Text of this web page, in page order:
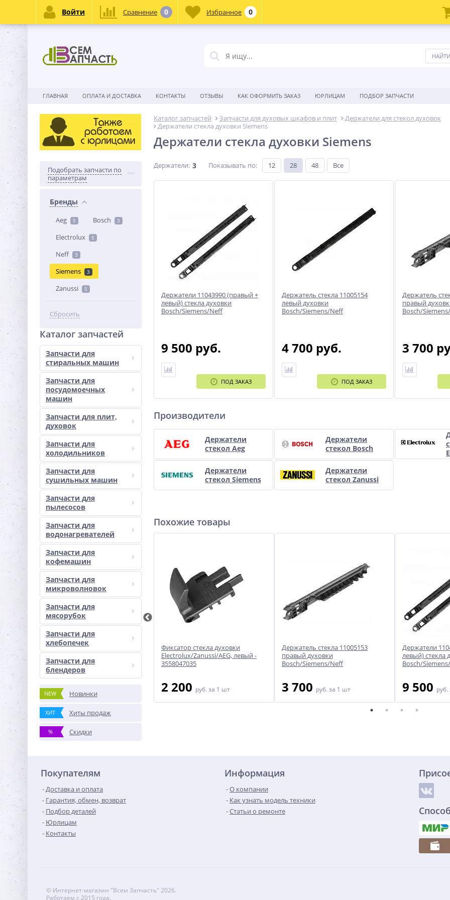
ГЛАВНАЯ ОПЛАТА И ДОСТАВКА КОНТАКТЫ ОТЗЫВЫ КАК ОФОРМИТЬ ЗАКАЗ ЮРЛИЦАМ ПОДБОР ЗАПЧАСТИ
Подобрать запчасти по
параметрам
Бренды
Aeg 5 Bosch 3
Electrolux 5
Neff 3
Siemens 3
Zanussi 5
Сбросить
Каталог запчастей
Запчасти для
стиральных машин
Запчасти для
посудомоечных
машин
Запчасти для плит,
духовок
Запчасти для
холодильников
Запчасти для
сушильных машин
Запчасти для
пылесосов
Запчасти для
водонагревателей
Запчасти для
кофемашин
Запчасти для
микроволновок
Запчасти для
мясорубок
Запчасти для
хлебопечек
Запчасти для
блендеров
NEW Новинки
ХИТ Хиты продаж
% Скидки
Каталог запчастей Запчасти для духовых шкафов и плит
Держатели для стекол духовок
Держатели стекла духовки Siemens
Держатели стекла духовки Siemens
Держатели: 3 Показывать по: 12 28 48 Все
Держатели 11043990 (правый +
левый) стекла духовки
Bosch/Siemens/Neff
9 500 руб.
ПОД ЗАКАЗ
Держатель стекла 11005154
левый духовки
Bosch/Siemens/Neff
4 700 руб.
ПОД ЗАКАЗ
Держатель
правый
Bosch/
3 700
Производители
Держатели
стекол Aeg
Держатели
стекол Bosch
Держатели
стекол Siemens
Держатели
стекол Zanussi
Похожие товары
Фиксатор стекла духовки
Electrolux/Zanussi/AEG, правый -
3558047043
2 200
Фиксатор стекла духовки
Electrolux/Zanussi/AEG, левый -
3558047035
2 200 руб. за 1 шт
Держатель стекла 11005153
правый духовки
Bosch/Siemens/Neff
3 700 руб. за 1 шт
Держатели
левый) стекла
Bosch/
9 500 руб.
Покупателям
Доставка и оплата
Гарантия, обмен, возврат
Подбор деталей
Юрлицам
Контакты
Информация
О компании
Как узнать модель техники
Статьи о ремонте
© Интернет-магазин "Всем Запчасть" 2026.
Работаем с 2015 года.
Войти Сравнение 0 Избранное 0